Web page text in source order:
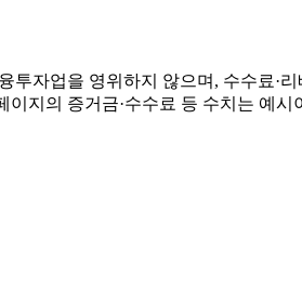
자업을 영위하지 않으며, 수수료·
지의 증거금·수수료 등 수치는 예